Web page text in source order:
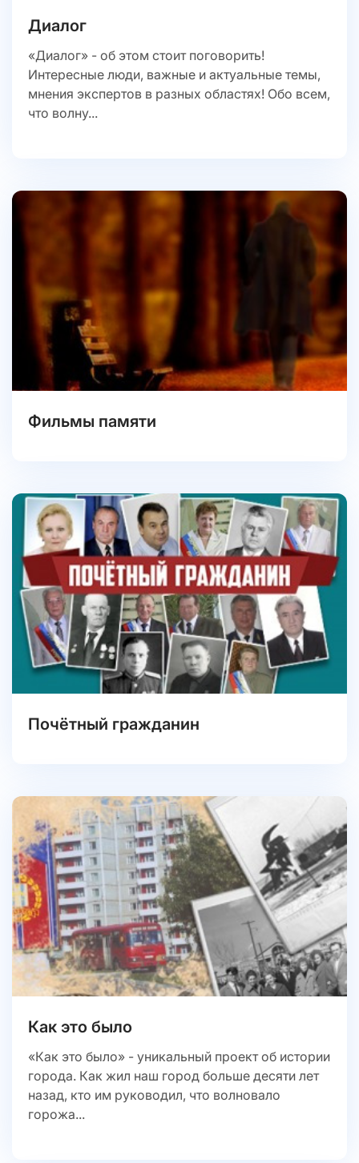
Диалог
«Диалог» - об этом стоит поговорить!
Интересные люди, важные и актуальные темы,
мнения экспертов в разных областях! Обо всем,
что волну...
Фильмы памяти
Почётный гражданин
Как это было
«Как это было» - уникальный проект об истории
города. Как жил наш город больше десяти лет
назад, кто им руководил, что волновало
горожа...